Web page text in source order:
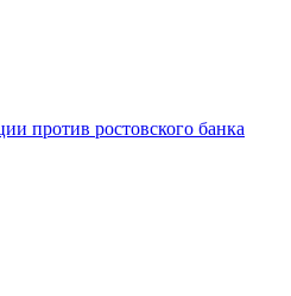
против ростовского банка